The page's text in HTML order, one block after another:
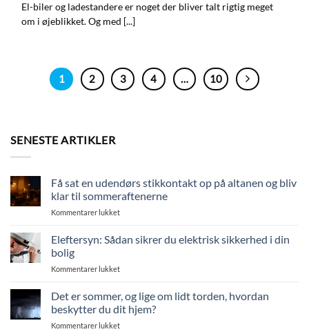
El-biler og ladestandere er noget der bliver talt rigtig meget
om i øjeblikket. Og med [...]
1 2 3 4 … 10
SENESTE ARTIKLER
Få sat en udendørs stikkontakt op på altanen og bliv
klar til sommeraftenerne
Kommentarer lukkettil
sat
en
stikkontakt
på
altanen
bliv
Eleftersyn: Sådan sikrer du elektrisk sikkerhed i din
bolig
Kommentarer lukkettil
Sådan
sikrer
du
elektrisk
Det er sommer, og lige om lidt torden, hvordan
beskytter du dit hjem?
Kommentarer lukkettil